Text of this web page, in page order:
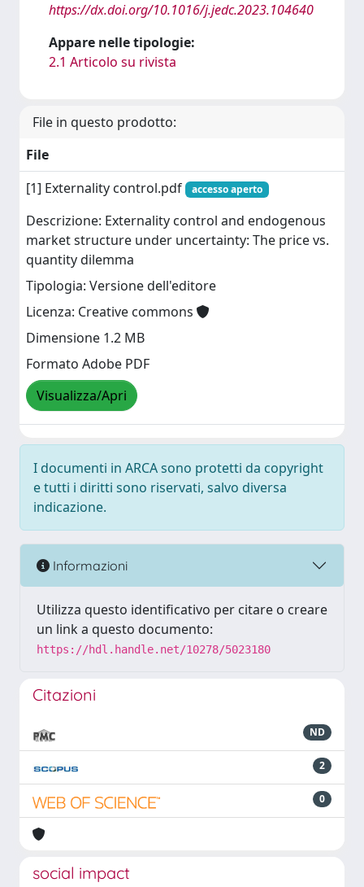
https://dx.doi.org/10.1016/j.jedc.2023.104640
Appare nelle tipologie:
2.1 Articolo su rivista
File in questo prodotto:
File
[1] Externality control.pdf
accesso aperto
Descrizione: Externality control and endogenous
market structure under uncertainty: The price vs.
quantity dilemma
Tipologia: Versione dell'editore
Licenza: Creative commons
Dimensione 1.2 MB
Formato Adobe PDF
Visualizza/Apri
I documenti in ARCA sono protetti da copyright
e tutti i diritti sono riservati, salvo diversa
indicazione.
Informazioni
Utilizza questo identificativo per citare o creare
un link a questo documento:
https://hdl.handle.net/10278/5023180
Citazioni
ND
2
0
social impact